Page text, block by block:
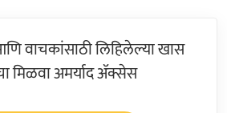
वाचकांसाठी लिहिलेल्या खास
मिळवा अमर्याद ॲक्सेस